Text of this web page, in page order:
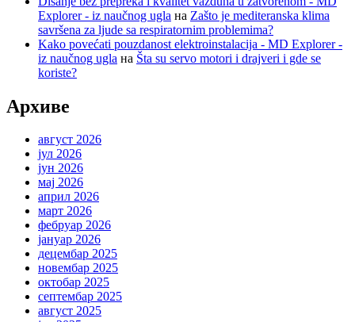
Explorer - iz naučnog ugla на Zašto je mediteranska klima
savršena za ljude sa respiratornim problemima?
Kako povećati pouzdanost elektroinstalacija - MD Explorer -
iz naučnog ugla на Šta su servo motori i drajveri i gde se
koriste?
Архиве
август 2026
јул 2026
јун 2026
мај 2026
април 2026
март 2026
фебруар 2026
јануар 2026
децембар 2025
новембар 2025
октобар 2025
септембар 2025
август 2025